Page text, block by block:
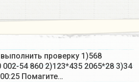
проверку 1)568
002-54 860 2)123*435 2065*28 3)34
Помагите…